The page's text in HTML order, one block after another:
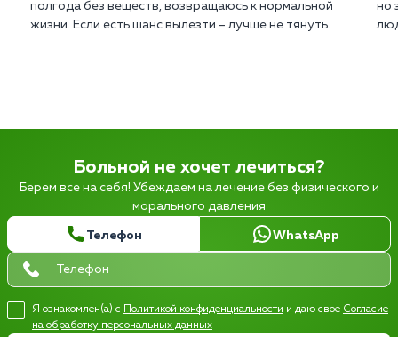
полгода без веществ, возвращаюсь к нормальной
жизни. Если есть шанс вылезти – лучше не тянуть.
но
Больной не хочет лечиться?
Берем все на себя! Убеждаем на лечение без физического и
морального давления
Телефон WhatsApp
Я ознакомлен(а) с Политикой конфиденциальности и даю свое Согласие
на обработку персональных данных